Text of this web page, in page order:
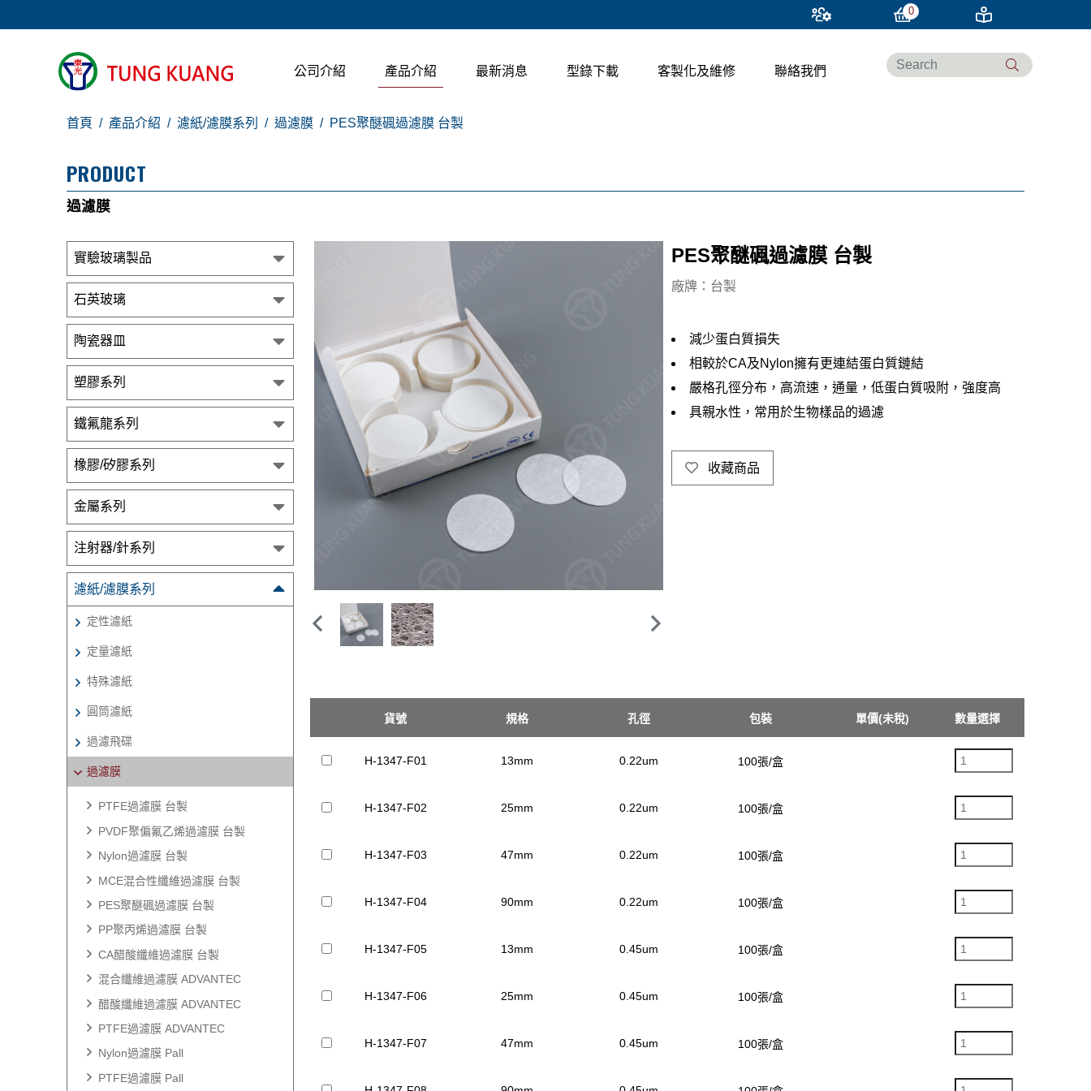
0
公司介紹 產品介紹 最新消息 型錄下載 客製化及維修 聯絡我們
首頁 產品介紹 濾紙/濾膜系列 過濾膜 PES聚醚碸過濾膜 台製
PRODUCT
過濾膜
實驗玻璃製品
石英玻璃
陶瓷器皿
塑膠系列
鐵氟龍系列
橡膠/矽膠系列
金屬系列
注射器/針系列
濾紙/濾膜系列
定性濾紙
定量濾紙
特殊濾紙
圓筒濾紙
過濾飛碟
過濾膜
PTFE過濾膜 台製
PVDF聚偏氟乙烯過濾膜 台製
Nylon過濾膜 台製
MCE混合性纖維過濾膜 台製
PES聚醚碸過濾膜 台製
PP聚丙烯過濾膜 台製
CA醋酸纖維過濾膜 台製
混合纖維過濾膜 ADVANTEC
醋酸纖維過濾膜 ADVANTEC
PTFE過濾膜 ADVANTEC
Nylon過濾膜 Pall
PTFE過濾膜 Pall
PES聚醚碸過濾膜 台製
廠牌：台製
減少蛋白質損失
相較於CA及Nylon擁有更連結蛋白質鏈結
嚴格孔徑分布，高流速，通量，低蛋白質吸附，強度高
具親水性，常用於生物樣品的過濾
收藏商品
貨號 規格 孔徑 包裝 單價(未稅) 數量選擇
H-1347-F01 13mm 0.22um 100張/盒
H-1347-F02 25mm 0.22um 100張/盒
H-1347-F03 47mm 0.22um 100張/盒
H-1347-F04 90mm 0.22um 100張/盒
H-1347-F05 13mm 0.45um 100張/盒
H-1347-F06 25mm 0.45um 100張/盒
H-1347-F07 47mm 0.45um 100張/盒